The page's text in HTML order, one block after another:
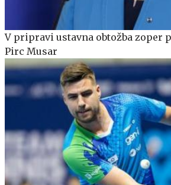
V pripravi ustavna obtožba zoper
Pirc Musar